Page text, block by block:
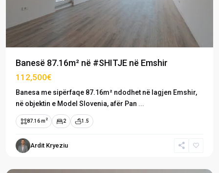
Banesë 87.16m² në #SHITJE në Emshir
112,500€
Banesa me sipërfaqe 87.16m² ndodhet në lagjen Emshir,
në objektin e Model Slovenia, afër Pan ...
87.16 m 2 2 1.5
Ardit Kryeziu
Emshir
Kalabri,